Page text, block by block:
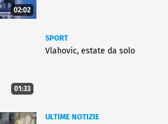
02:02
01:33
SPORT
Vlahovic, estate da solo
ULTIME NOTIZIE